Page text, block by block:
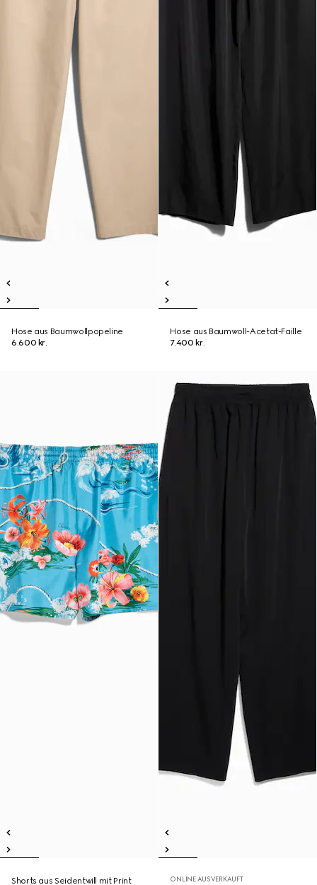
Hose aus Baumwollpopeline
6.600 kr.
Hose aus Baumwoll-Acetat-Faille
7.400 kr.
Shorts aus Seidentwill mit Print
ONLINE AUSVERKAUFT